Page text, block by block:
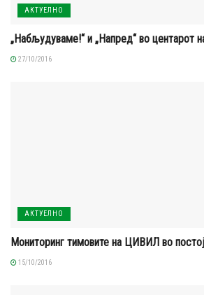
АКТУЕЛНО
„Набљудуваме!“ и „Напред“ во центарот
27/10/2016
АКТУЕЛНО
Мониторинг тимовите на ЦИВИЛ во
15/10/2016